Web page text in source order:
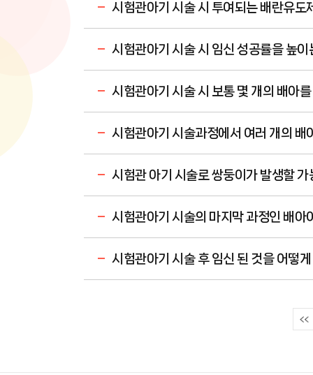
시험관아기 시술 시 투여되는 배란유도
시험관아기 시술 시 임신 성공률을 높
시험관아기 시술 시 보통 몇 개의 배아
시험관아기 시술과정에서 여러 개의 배
시험관 아기 시술로 쌍둥이가 발생할
시험관아기 시술의 마지막 과정인 배아
시험관아기 시술 후 임신 된 것을 어떻